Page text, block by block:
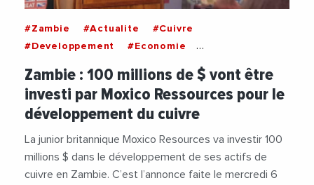
#Zambie #Actualite
#Cuivre
#Developpement
#Economie
Zambie : 100 millions de $ vont être
investi par Moxico Ressources pour le
développement du cuivre
La junior britannique Moxico Resources va investir 100
millions $ dans le développement de ses actifs de
cuivre en Zambie. C’est l’annonce faite le mercredi 6